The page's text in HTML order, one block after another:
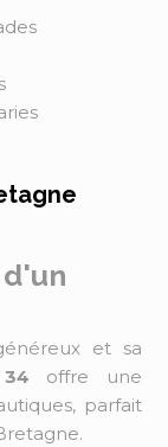
et sa
offre une
parfait